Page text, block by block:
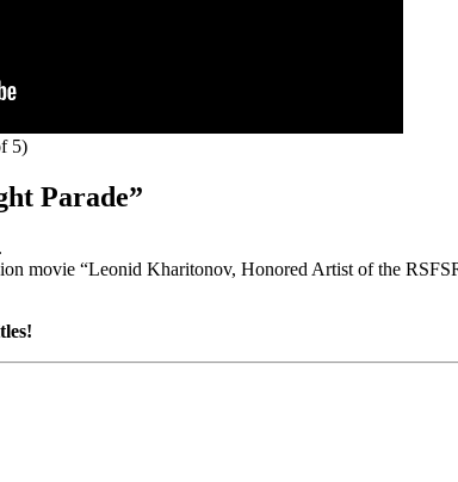
5)
Parade”
movie “Leonid Kharitonov, Honored Artist of the